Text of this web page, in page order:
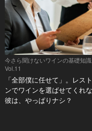
今さら聞けないワインの基礎知識
Vol.11
「全部僕に任せて」。レス
ンでワインを選ばせてくれ
彼は、やっぱりナシ？